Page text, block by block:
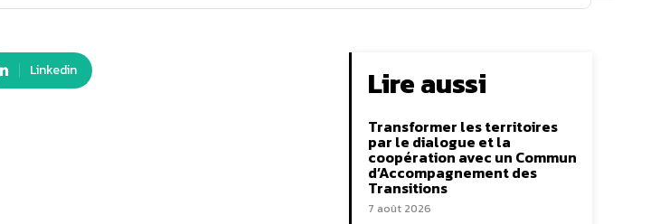
Linkedin Lire aussi
Transformer les territoires
par le dialogue et la
coopération avec un Commun
d’Accompagnement des
Transitions
7 août 2026